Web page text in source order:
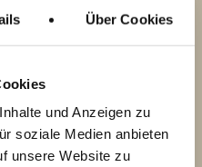
Über Cookies
und Anzeigen zu
soziale Medien anbieten
unsere Website zu
Partner und
inklusive der